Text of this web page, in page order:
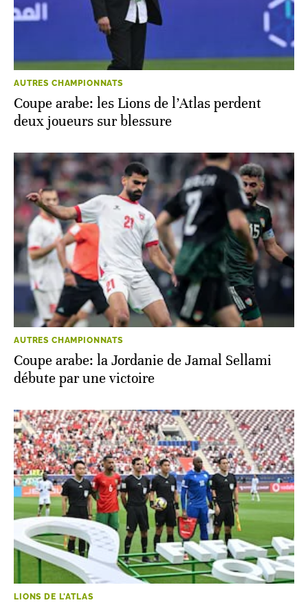
AUTRES CHAMPIONNATS
Coupe arabe: les Lions de l’Atlas perdent
deux joueurs sur blessure
AUTRES CHAMPIONNATS
Coupe arabe: la Jordanie de Jamal Sellami
débute par une victoire
LIONS DE L'ATLAS